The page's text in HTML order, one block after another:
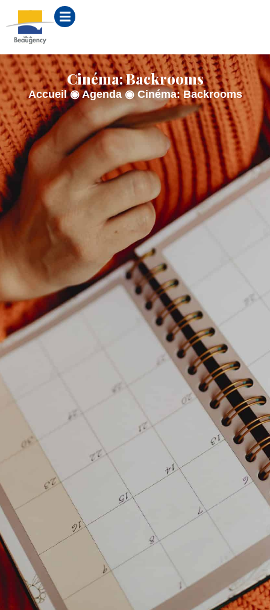
principal
Cinéma: Backrooms
Accueil◉Agenda◉Cinéma: Backrooms